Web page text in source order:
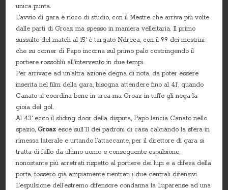
unica punta.
L’avvio di gara è ricco di studio, con il Mestre che arriva più volte
dalle parti di Groaz ma spesso in maniera velleitaria. Il primo
sussulto del match al 15′ è targato Ndreca, con il 99 dei mestrini
che su corner di Papo incorna sul primo palo costringendo il
portiere rossoblù all’intervento in due tempi.
Per arrivare ad un’altra azione degna di nota, da poter essere
inserita nel film della gara, bisogna attendere fino al 41′, quando
Canato si coordina bene in area ma Groaz in tuffo gli nega la
gioia del gol.
Al 43′ ecco il sliding door della disputa, Papo lancia Canato nello
spazio, Groaz esce sull’11 dei padroni di casa calciando la sfera in
rimessa laterale e urtando l’attaccante, per il direttore di gara si
tratta di fallo da ultimo uomo e conseguente espulsione,
nonostante più arretrati rispetto al portiere dei lupi e a difesa della
porta, fossero già ampiamente rientrati i due centrali difensivi.
L’espulsione dell’estremo difensore condanna la Luparense ad una